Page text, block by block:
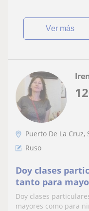
ver más
12
Puerto De La Cruz,
Ruso
Doy clases
tanto para
Doy clases
mayores como para